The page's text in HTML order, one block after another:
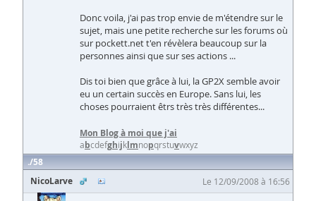
Donc voila, j'ai pas trop envie de m'étendre sur le
sujet, mais une petite recherche sur les forums où
sur pockett.net t'en révèlera beaucoup sur la
personnes ainsi que sur ses actions ...
Dis toi bien que grâce à lui, la GP2X semble avoir
eu un certain succès en Europe. Sans lui, les
choses pourraient êtrs très très différentes...
Mon Blog à moi que j'ai
abcdefghijklmnopqrstuvwxyz
58
NicoLarve
Le 12/09/2008 à 16:56